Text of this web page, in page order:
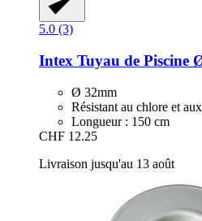
5.0 (3)
Intex Tuyau de Piscine
Ø 32mm
Résistant au chlore et
Longueur : 150 cm
CHF 12.25
Livraison jusqu'au 13 août